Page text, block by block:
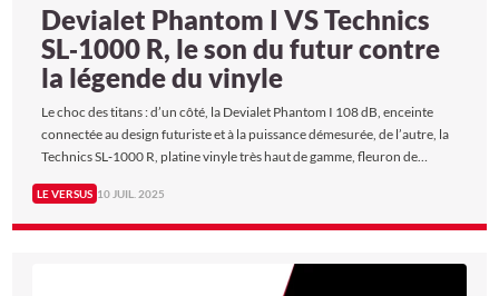
Devialet Phantom I VS Technics
SL‑1000 R, le son du futur contre
la légende du vinyle
Le choc des titans : d’un côté, la Devialet Phantom I 108 dB, enceinte
connectée au design futuriste et à la puissance démesurée, de l’autre, la
Technics SL‑1000 R, platine vinyle très haut de gamme, fleuron de
expériences d’écoute très différentes. Alors, faut-il préférer le
numérique plug-and-play ou le rituel analogique ultime ? The New Siècle
LE VERSUS 10 JUIL. 2025